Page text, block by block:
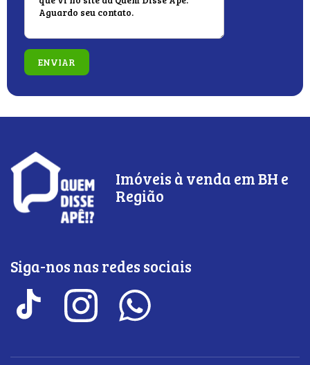
Imóveis à venda em BH e
Região
Siga-nos nas redes sociais